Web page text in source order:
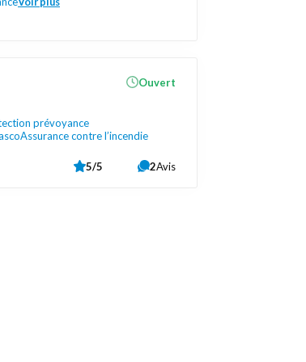
prévoyance
Assurance contre l’incendie
Ouvert
5/5 2Avis